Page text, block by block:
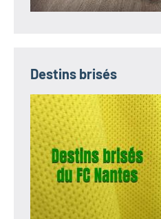
Destins brisés